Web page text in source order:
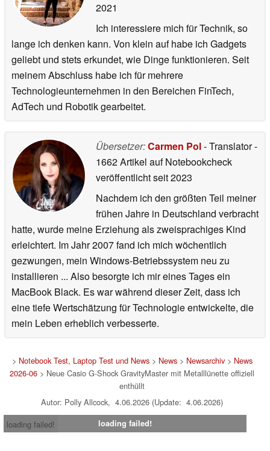
2021
Ich interessiere mich für Technik, so
lange ich denken kann. Von klein auf habe ich Gadgets
geliebt und stets erkundet, wie Dinge funktionieren. Seit
meinem Abschluss habe ich für mehrere
Technologieunternehmen in den Bereichen FinTech,
AdTech und Robotik gearbeitet.
Übersetzer:Carmen Pol- Translator-
1662 Artikel auf Notebookcheck
veröffentlichtseit 2023
Nachdem ich den größten Teil meiner
frühen Jahre in Deutschland verbracht
hatte, wurde meine Erziehung als zweisprachiges Kind
erleichtert. Im Jahr 2007 fand ich mich wöchentlich
gezwungen, mein Windows-Betriebssystem neu zu
installieren ... Also besorgte ich mir eines Tages ein
MacBook Black. Es war während dieser Zeit, dass ich
eine tiefe Wertschätzung für Technologie entwickelte, die
mein Leben erheblich verbesserte.
> Notebook Test, Laptop Test und News> News> Newsarchiv> News
2026-06 > Neue Casio G-Shock GravityMaster mit Metalllünette offiziell
enthüllt
Autor: Polly Allcock, 4.06.2026 (Update: 4.06.2026)
loading failed!
loading failed!